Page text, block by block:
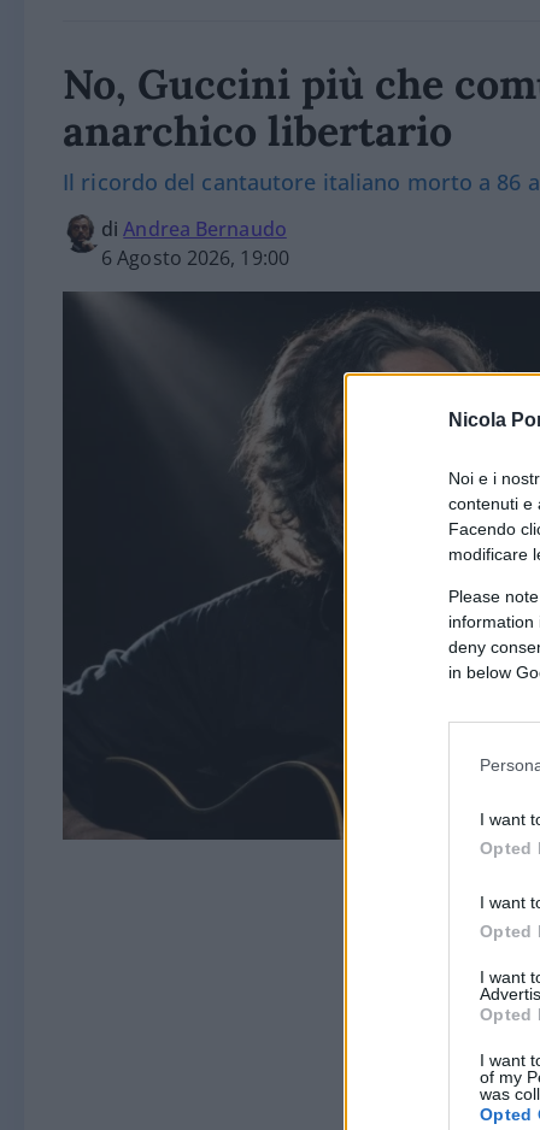
Nicola
Noi e i
contenuti e
Facendo
modificare
Please
information
deny
in below
I want
Opted
I want
Opted
I want
Opted
I want
of my
was
Opted
No, Guccini più che
anarchico libertario
Il ricordo del cantautore italiano morto a 86
diAndrea Bernaudo
6 Agosto 2026, 19:00